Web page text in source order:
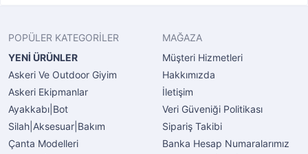
POPÜLER KATEGORİLER
YENİ ÜRÜNLER
Askeri Ve Outdoor Giyim
Askeri Ekipmanlar
Ayakkabı|Bot
Silah|Aksesuar|Bakım
Çanta Modelleri
MAĞAZA
Müşteri Hizmetleri
Hakkımızda
İletişim
Veri Güveniği Politikası
Sipariş Takibi
Banka Hesap Numaralarımız